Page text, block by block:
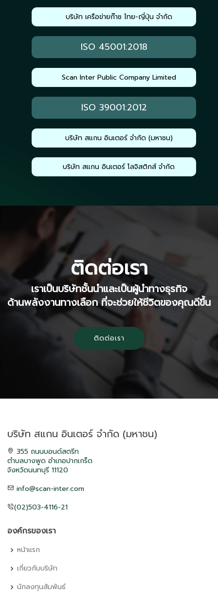
บริษัท เครือข่ายก๊าซ ไทย-ญี่ปุ่น จำกัด
ISO 45001:2018
Scan Inter Public Company Limited
ISO 39001:2012
บริษัท สแกน อินเตอร์ จำกัด (มหาชน)
บริษัท สแกน อินเตอร์ โลจิสติกส์ จำกัด
ติดต่อเรา
เราเป็นบริษัทชั้นนำและเป็นผู้นำทางธุรกิจ
ด้านพลังงานทางเลือก ที่จะช่วยให้ชีวิตของคุณดีขึ้น
ติดต่อเรา
บริษัท สแกน อินเตอร์ จำกัด (มหาชน)
355 ถนนบอนด์สตรีท
ตำบลบางพูด อำเภอปากเกร็ด
จังหวัดนนทบุรี 11120
info@scan-inter.com
(02)503-4116-21
องค์กรของเรา
หน้าแรก
เกี่ยวกับบริษัท
นักลงทุนสัมพันธ์